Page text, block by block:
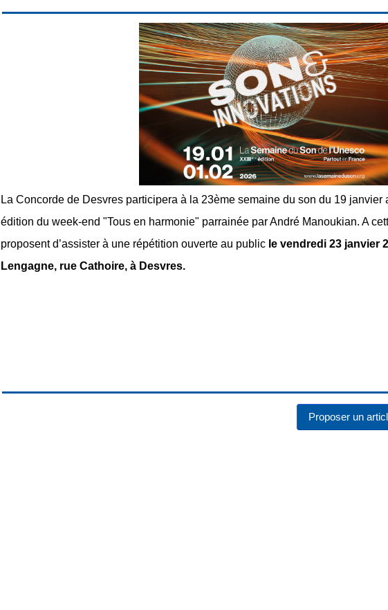
La Concorde de Desvres participera à la 23ème semaine du son du 19 janvier
édition du week-end "Tous en harmonie" parrainée par André Manoukian. A
proposent d’assister à une répétition ouverte au public le vendredi 23 janvier
Lengagne, rue Cathoire, à Desvres.
Proposer un